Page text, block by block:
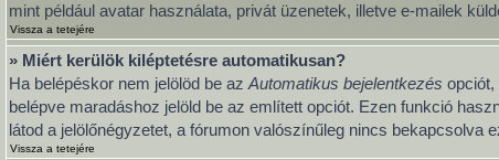
mint például avatar használata, privát üzenetek, illetve e-mailek
Vissza a tetejére
» Miért kerülök kiléptetésre automatikusan?
Ha belépéskor nem jelölöd be az Automatikus bejelentkezés opciót,
belépve maradáshoz jelöld be az említett opciót. Ezen funkció
látod a jelölőnégyzetet, a fórumon valószínűleg nincs bekapcsolva
Vissza a tetejére